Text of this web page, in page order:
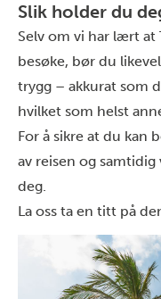
Slik holder du
Selv om vi har lært at
besøke, bør du
trygg – akkurat som
hvilket som helst
For å sikre at du kan
av reisen og
deg.
La oss ta en titt på